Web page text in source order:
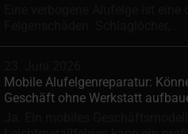
Mobile Alufelgenreparatur:
Geschäft ohne Werkstatt